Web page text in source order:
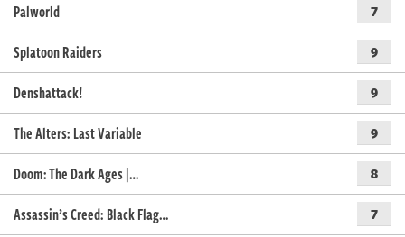
Palworld 7
Splatoon Raiders 9
Denshattack! 9
The Alters: Last Variable 9
Doom: The Dark Ages |… 8
Assassin’s Creed: Black Flag… 7